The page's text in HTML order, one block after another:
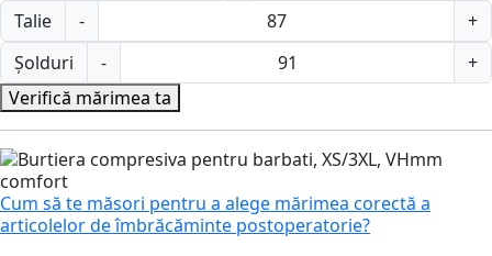
Talie
-
+
Șolduri
-
+
Verifică mărimea ta
Cum să te măsori pentru a alege mărimea corectă a
articolelor de îmbrăcăminte postoperatorie?